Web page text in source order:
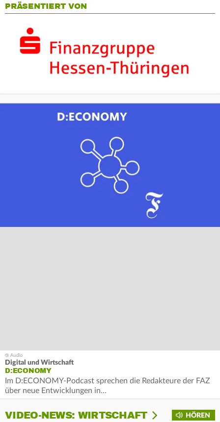
PRÄSENTIERT VON
Digital und Wirtschaft
D:ECONOMY
Im D:ECONOMY-Podcast sprechen die Redakteure der FAZ
über neue Entwicklungen in…
HÖREN
VIDEO-NEWS: WIRTSCHAFT